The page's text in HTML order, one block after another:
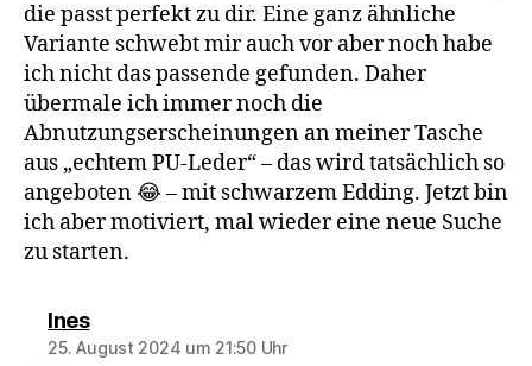
die passt perfekt zu dir. Eine ganz ähnliche
Variante schwebt mir auch vor aber noch habe
ich nicht das passende gefunden. Daher
übermale ich immer noch die
Abnutzungserscheinungen an meiner Tasche
aus „echtem PU-Leder“ – das wird tatsächlich so
angeboten 😂 – mit schwarzem Edding. Jetzt bin
ich aber motiviert, mal wieder eine neue Suche
zu starten.
Inessagt:
25. August 2024 um 21:50 Uhr